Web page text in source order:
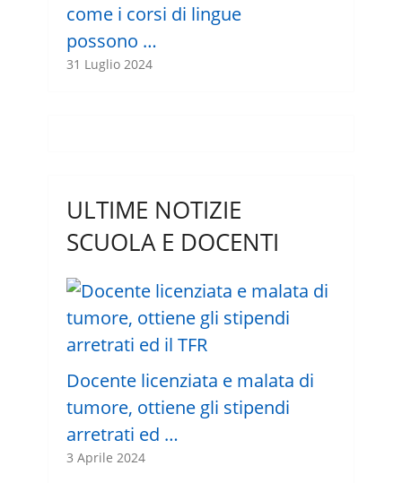
come i corsi di lingue
possono …
31 Luglio 2024
ULTIME NOTIZIE
SCUOLA E DOCENTI
Docente licenziata e malata di
tumore, ottiene gli stipendi
arretrati ed …
3 Aprile 2024